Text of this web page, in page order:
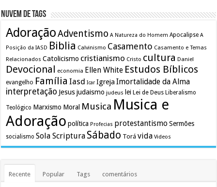
Nuvem de Tags
AdoraçãoAdventismo A Natureza do Homem Apocalipse A
Posição da IASD Biblia Calvinismo Casamento Casamento e Temas
Relacionados Catolicismo cristianismo Cristo cultura Daniel
Devocional economia Ellen White Estudos Bíblicos
evangelho Família Iasd Icar Igreja Imortalidade da Alma
interpretação Jesusjudaismo judeus lei Lei de Deus Liberalismo
Teológico Marxismo Moral Musica Musica e
Adoração política Profecias protestantismo Sermões
socialismo Sola Scriptura Sábado Torá vida Videos
Recente Popular Tags comentários